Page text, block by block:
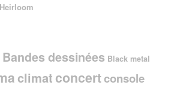
Bandes dessinées Black metal
climat concertconsole